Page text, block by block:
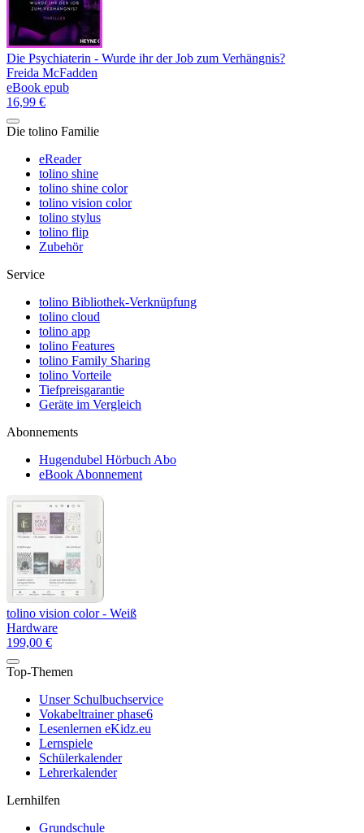
Die Psychiaterin - Wurde ihr der Job zum Verhängnis?
Freida McFadden
eBook epub
16,99 €
Die tolino Familie
eReader
tolino shine
tolino shine color
tolino vision color
tolino stylus
tolino flip
Zubehör
Service
tolino Bibliothek-Verknüpfung
tolino cloud
tolino app
tolino Features
tolino Family Sharing
tolino Vorteile
Tiefpreisgarantie
Geräte im Vergleich
Abonnements
Hugendubel Hörbuch Abo
eBook Abonnement
tolino vision color - Weiß
Hardware
199,00 €
Top-Themen
Unser Schulbuchservice
Vokabeltrainer phase6
Lesenlernen eKidz.eu
Lernspiele
Schülerkalender
Lehrerkalender
Lernhilfen
Grundschule